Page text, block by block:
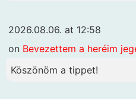
2026.08.06. at 12:58
on Bevezettem a heréim
Köszönöm a tippet!